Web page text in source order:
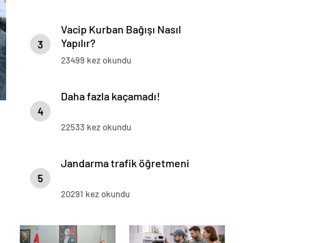
3
Vacip Kurban Bağışı Nasıl
Yapılır?
23499 kez okundu
4
Daha fazla kaçamadı!
22533 kez okundu
5
Jandarma trafik öğretmeni
20291 kez okundu